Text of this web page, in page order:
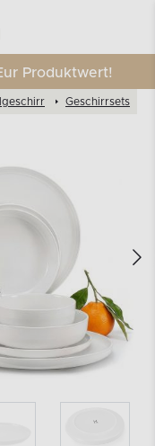
Produktwert!
Geschirrsets